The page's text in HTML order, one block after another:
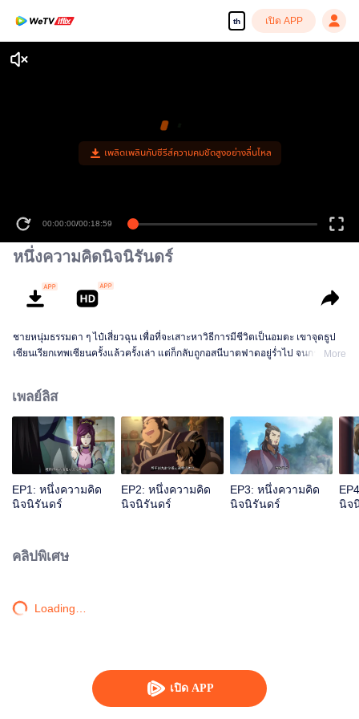
th เปิด APP
เปิด APP
00:00:00/00:18:59
หนึ่งความคิดนิจนิรันดร์
ชายหนุ่มธรรมดา ๆ ไป๋เสี่ยวฉุน เพื่อที่จะเสาะหาวิธีการมีชีวิตเป็นอมตะ เขาจุดธูป
เซียนเรียกเทพเซียนครั้งแล้วครั้งเล่า แต่ก็กลับถูกอสนีบาตฟาดอยู่ร่ำไป จนกระทั่งMore
เพลย์ลิส
EP1: หนึ่งความคิด
นิจนิรันดร์
EP2: หนึ่งความคิด
นิจนิรันดร์
EP3: หนึ่งความคิด
นิจนิรันดร์
นิจ
คลิปพิเศษ
Loading…